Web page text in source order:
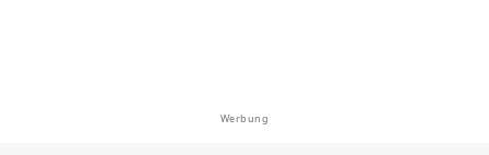
Werbung